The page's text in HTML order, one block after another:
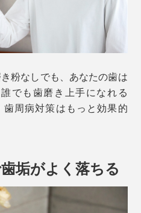
粉なしでも、あなたの歯は
でも歯磨き上手になれる
歯周病対策はもっと効果的
垢がよく落ちる